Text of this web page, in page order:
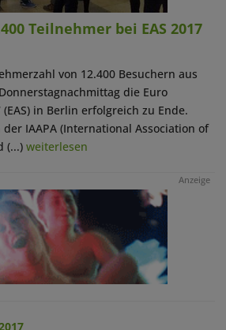
Teilnehmer bei EAS 2017
von 12.400 Besuchern aus
die Euro
in Berlin erfolgreich zu Ende.
IAAPA (International Association of
(...) weiterlesen
Anzeige